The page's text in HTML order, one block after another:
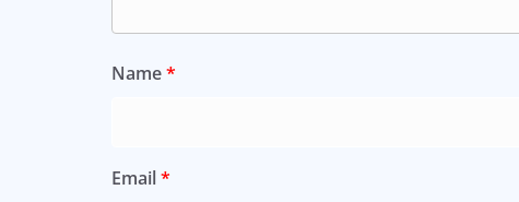
Name*
Email*